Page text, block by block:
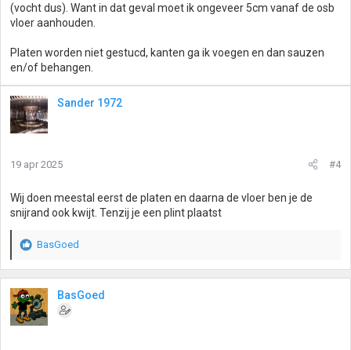
(vocht dus). Want in dat geval moet ik ongeveer 5cm vanaf de osb
vloer aanhouden.
Platen worden niet gestucd, kanten ga ik voegen en dan sauzen
en/of behangen.
Sander 1972
19 apr 2025 #4
Wij doen meestal eerst de platen en daarna de vloer ben je de
snijrand ook kwijt. Tenzij je een plint plaatst
W
a
r
d
e
BasGoed
BasGoed